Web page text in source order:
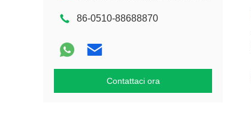
86-0510-88688870
Contattaci ora